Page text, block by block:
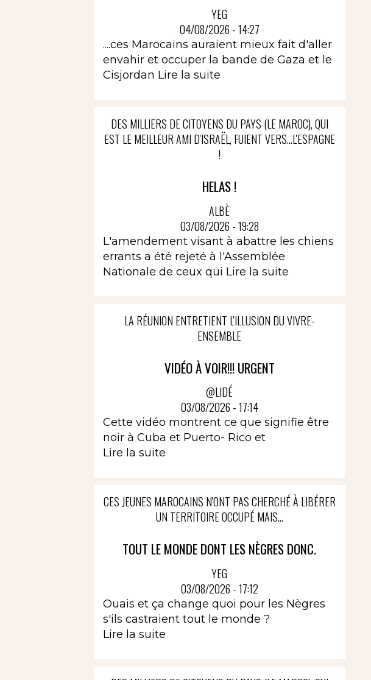
YEG
04/08/2026 - 14:27
....ces Marocains auraient mieux fait d'aller
envahir et occuper la bande de Gaza et le
Cisjordan Lire la suite
DES MILLIERS DE CITOYENS DU PAYS (LE MAROC), QUI
EST LE MEILLEUR AMI D'ISRAËL, FUIENT VERS...L'ESPAGNE
!
HELAS !
ALBÈ
03/08/2026 - 19:28
L'amendement visant à abattre les chiens
errants a été rejeté à l'Assemblée
Nationale de ceux qui Lire la suite
LA RÉUNION ENTRETIENT L'ILLUSION DU VIVRE-
ENSEMBLE
VIDÉO À VOIR!!! URGENT
@LIDÉ
03/08/2026 - 17:14
Cette vidéo montrent ce que signifie être
noir à Cuba et Puerto- Rico et
Lire la suite
CES JEUNES MAROCAINS N'ONT PAS CHERCHÉ À LIBÉRER
UN TERRITOIRE OCCUPÉ MAIS...
TOUT LE MONDE DONT LES NÈGRES DONC.
YEG
03/08/2026 - 17:12
Ouais et ça change quoi pour les Nègres
s'ils castraient tout le monde ?
Lire la suite